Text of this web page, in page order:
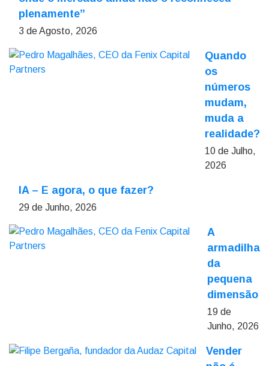
plenamente”
3 de Agosto, 2026
Quando
os
números
mudam,
muda a
realidade?
10 de Julho,
2026
IA – E agora, o que fazer?
29 de Junho, 2026
A
armadilha
da
pequena
dimensão
19 de
Junho, 2026
Vender